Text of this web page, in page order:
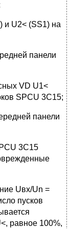
и U2< (SS1) на
панели
VD U1<
SPCU 3C15;
панели
3C15
Uвх/Un =
пусков
равное 100%,